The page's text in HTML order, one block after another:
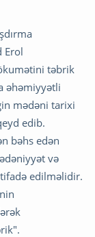
Erol
təbrik
əhəmiyyətli
mədəni tarixi
edib.
bəhs edən
və
edilməlidir.